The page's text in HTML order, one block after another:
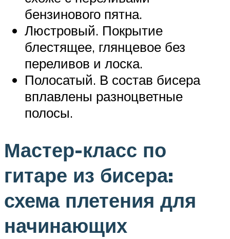
бензинового пятна.
Люстровый. Покрытие
блестящее, глянцевое без
переливов и лоска.
Полосатый. В состав бисера
вплавлены разноцветные
полосы.
Мастер-класс по
гитаре из бисера:
схема плетения для
начинающих